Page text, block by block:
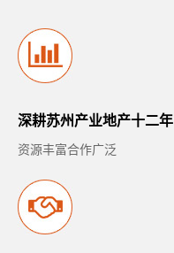
深耕苏州产业地产十二年
资源丰富合作广泛